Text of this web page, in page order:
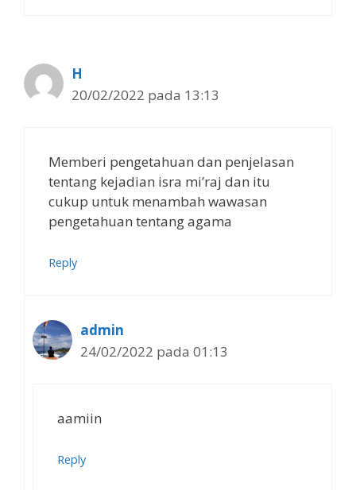
H
20/02/2022 pada 13:13
Memberi pengetahuan dan penjelasan
tentang kejadian isra mi’raj dan itu
cukup untuk menambah wawasan
pengetahuan tentang agama
Reply
admin
24/02/2022 pada 01:13
aamiin
Reply